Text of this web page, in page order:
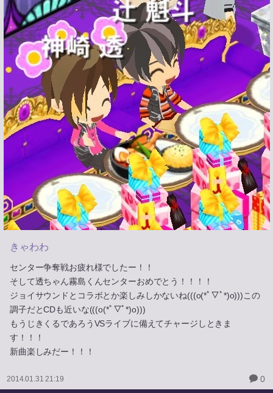
きゃわわ
センター争奪戦お疲れ様でしたー！！
そして透ちゃん霧島くんセンターおめでとう！！！！
ジョイサウンドとコラボとか楽しみしかないね(((o(*ﾟ▽ﾟ*)o)))この
調子だとCDも近いな(((o(*ﾟ▽ﾟ*)o)))
もうじきくるであろうVSライブに備えてチャージしときま
す！！！
新曲楽しみだー！！！
2014.01.31 21:19 0